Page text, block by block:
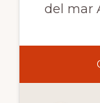
del mar